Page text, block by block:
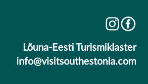
Lõuna-Eesti Turismiklaster
info@visitsouthestonia.com